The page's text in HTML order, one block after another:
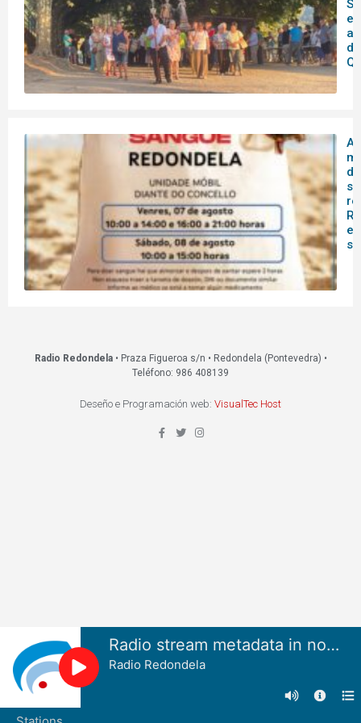
de
A
Radio Redondela• Praza Figueroa s/n • Redondela (Pontevedra) •
Teléfono: 986 408139
Deseño e Programación web: VisualTec Host
Radio stream metadata in not available.
Radio Redondela